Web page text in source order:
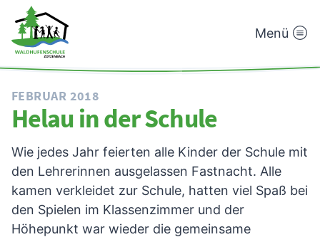
Waldhufenschule
Menü
FEBRUAR 2018
Helau in der Schule
Wie jedes Jahr feierten alle Kinder der Schule mit
den Lehrerinnen ausgelassen Fastnacht. Alle
kamen verkleidet zur Schule, hatten viel Spaß bei
den Spielen im Klassenzimmer und der
Höhepunkt war wieder die gemeinsame